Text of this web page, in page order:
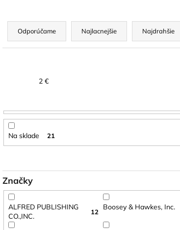
R
d
p
r
d
k
t
o
Odporúčame Najlacnejšie Najdrahšie
2 €
Na sklade 21
Značky
ALFRED PUBLISHING
CO.,INC.
12
Boosey & Hawkes, Inc.